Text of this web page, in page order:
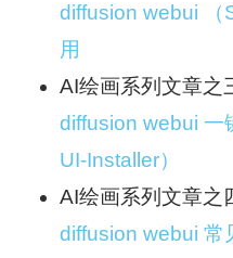
diffusion webui （
用
AI绘画系列文章之
diffusion webui 一
UI-Installer）
AI绘画系列文章之
diffusion webui 常